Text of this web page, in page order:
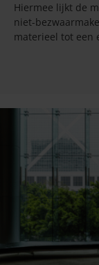
Hiermee lijkt de
niet-
materieel tot een